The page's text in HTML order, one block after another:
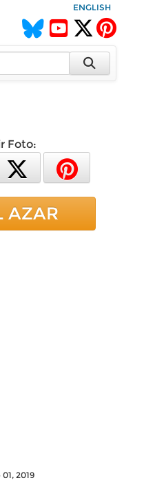
ENGLISH
Foto:
AZAR
2019